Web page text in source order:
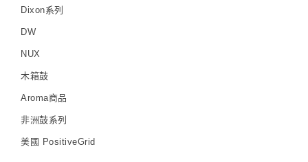
Dixon系列
DW
NUX
木箱鼓
Aroma商品
非洲鼓系列
美國 PositiveGrid